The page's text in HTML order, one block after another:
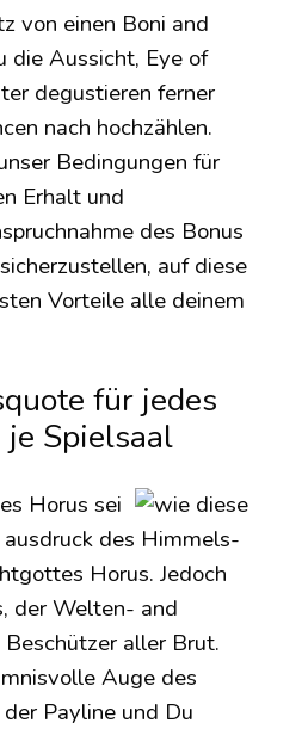
von einen Boni and
die Aussicht, Eye of
degustieren ferner
nach hochzählen.
Bedingungen für
Erhalt und
des Bonus
auf diese
Vorteile alle deinem
für jedes
je Spielsaal
Horus sei
des Himmels-
Horus. Jedoch
der Welten- and
aller Brut.
Auge des
Payline und Du